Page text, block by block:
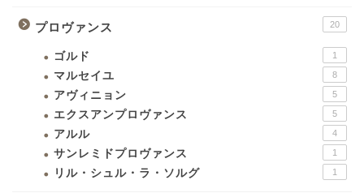
プロヴァンス 20
ゴルド 1
マルセイユ 8
アヴィニョン 5
エクスアンプロヴァンス 5
アルル 4
サンレミドプロヴァンス 1
リル・シュル・ラ・ソルグ 1